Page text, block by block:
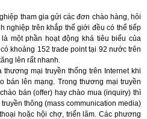
tham gia gửi các đơn chào hàng, hỏi
nghiệp trên khắp thế giới đều có thể tiếp
một phần hoạt động khá tiêu biểu của
khoảng 152 trade point tại 92 nước trên
lên rất nhanh.
mại truyền thống trên Internet khi
bán lên mạng. Trong thương mại truyền
bán (offer) hay chào mua (inquiry) thì
thông (mass communication media)
hoặc hội chợ, triển lãm. Các phương